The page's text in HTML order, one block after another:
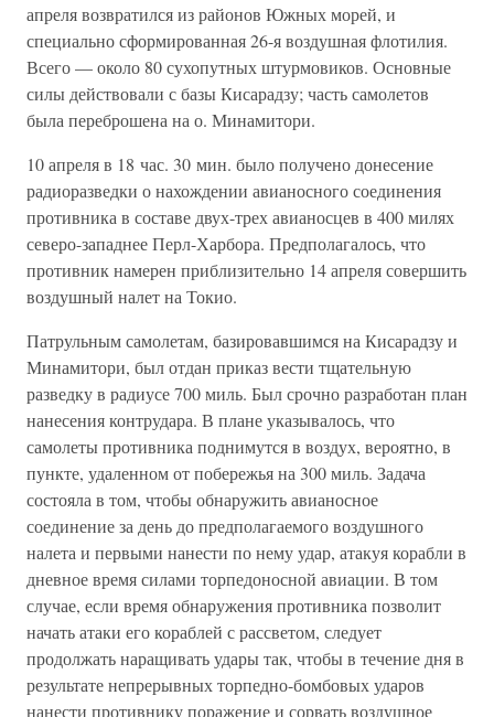
апреля возвратился из районов Южных морей, и
специально сформированная 26-я воздушная флотилия.
Всего — около 80 сухопутных штурмовиков. Основные
силы действовали с базы Кисарадзу; часть самолетов
была переброшена на о. Минамитори.
10 апреля в 18 час. 30 мин. было получено донесение
радиоразведки о нахождении авианосного соединения
противника в составе двух-трех авианосцев в 400 милях
северо-западнее Перл-Харбора. Предполагалось, что
противник намерен приблизительно 14 апреля совершить
воздушный налет на Токио.
Патрульным самолетам, базировавшимся на Кисарадзу и
Минамитори, был отдан приказ вести тщательную
разведку в радиусе 700 миль. Был срочно разработан план
нанесения контрудара. В плане указывалось, что
самолеты противника поднимутся в воздух, вероятно, в
пункте, удаленном от побережья на 300 миль. Задача
состояла в том, чтобы обнаружить авианосное
соединение за день до предполагаемого воздушного
налета и первыми нанести по нему удар, атакуя корабли в
дневное время силами торпедоносной авиации. В том
случае, если время обнаружения противника позволит
начать атаки его кораблей с рассветом, следует
продолжать наращивать удары так, чтобы в течение дня в
результате непрерывных торпедно-бомбовых ударов
нанести противнику поражение и сорвать воздушное